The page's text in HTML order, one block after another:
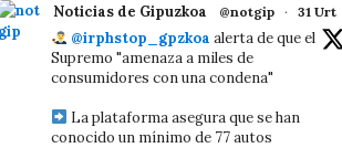
Noticias de Gipuzkoa @notgip · 31 Urt
@irphstop_gpzkoa alerta de que el
Supremo "amenaza a miles de
consumidores con una condena"
La plataforma asegura que se han
conocido un mínimo de 77 autos